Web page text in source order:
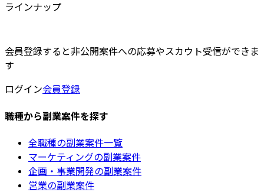
ラインナップ
会員登録すると非公開案件への応募やスカウト受信ができま
す
ログイン会員登録
職種から副業案件を探す
全職種の副業案件一覧
マーケティングの副業案件
企画・事業開発の副業案件
営業の副業案件